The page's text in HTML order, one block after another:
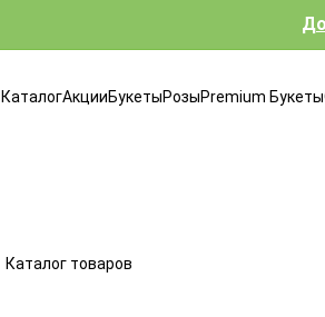
КаталогАкцииБукетыРозыPremium Букеты
Каталог товаров